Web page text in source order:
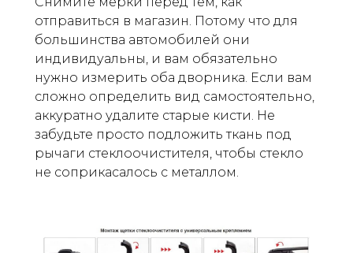
отправиться в магазин. Потому что для
большинства автомобилей они
индивидуальны, и вам обязательно
нужно измерить оба дворника. Если вам
сложно определить вид самостоятельно,
аккуратно удалите старые кисти. Не
забудьте просто подложить ткань под
рычаги стеклоочистителя, чтобы стекло
не соприкасалось с металлом.